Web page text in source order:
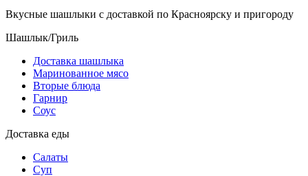
Вкусные шашлыки с доставкой по Красноярску и пригороду
Шашлык/Гриль
Доставка шашлыка
Маринованное мясо
Вторые блюда
Гарнир
Соус
Доставка еды
Салаты
Суп